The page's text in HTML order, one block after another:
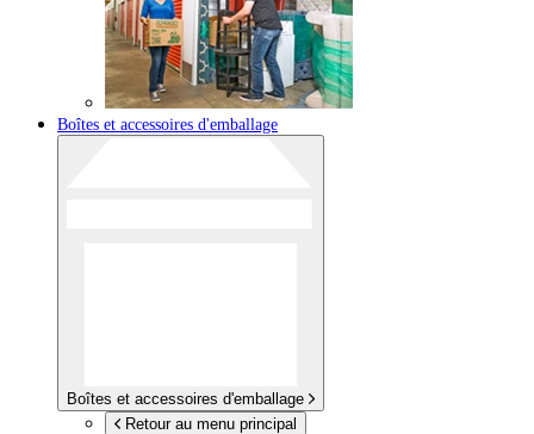
Boîtes et accessoires d'emballage
Boîtes et accessoires d'emballage
Retour au menu principal